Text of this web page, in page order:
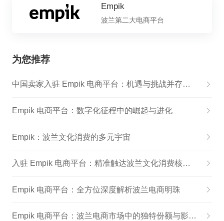
Empik
波兰第二大电商平台
为您推荐
中国卖家入驻 Empik 电商平台：机遇与挑战并存的跨境新征程
Empik 电商平台：数字化征程中的崛起与进化
Empik：波兰文化消费的多元宇宙
入驻 Empik 电商平台：精准触达波兰文化消费核心群体
Empik 电商平台：全方位深度解析波兰电商明珠
Empik 电商平台：波兰电商市场中的独特份额与影响力